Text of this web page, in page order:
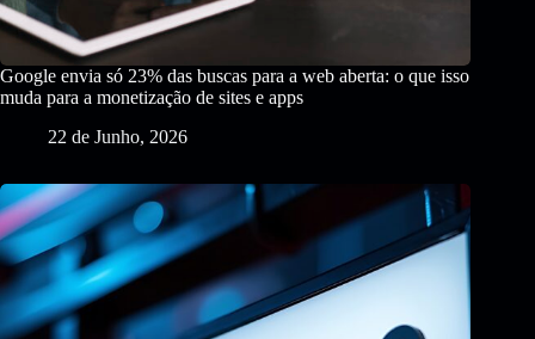
Google envia só 23% das buscas para a web aberta: o que isso
muda para a monetização de sites e apps
22 de Junho, 2026